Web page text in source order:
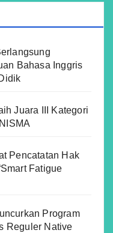
Bahasa Inggris
Juara III Kategori
Pencatatan Hak
Fatigue
Program
Reguler Native